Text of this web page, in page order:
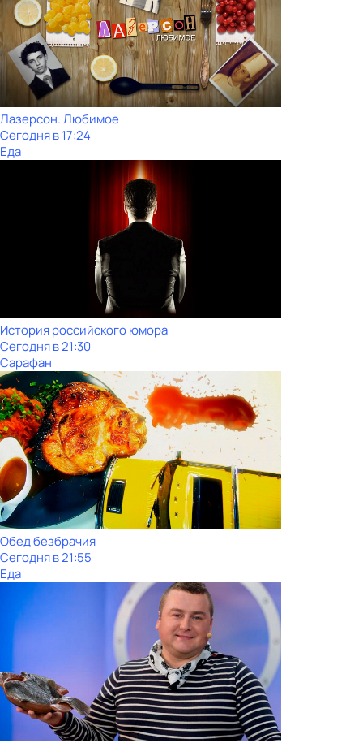
Лазерсон. Любимое
Сегодня в 17:24
Еда
История российского юмора
Сегодня в 21:30
Сарафан
Обед безбрачия
Сегодня в 21:55
Еда